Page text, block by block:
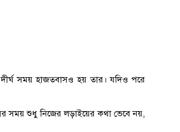
সময় হাজতবাসও হয় তার। যদিও পরে
সময় শুধু নিজের লড়াইয়ের কথা ভেবে নয়,